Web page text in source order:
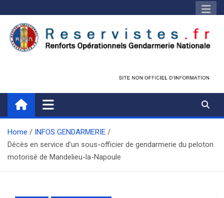
to
content
Home
INFOS GENDARMERIE
Décès en service d’un sous-officier de gendarmerie du peloton
motorisé de Mandelieu-la-Napoule